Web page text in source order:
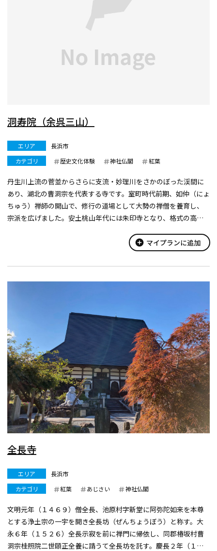
洞寿院（余呉三山）
エリア
長浜市
カテゴリ
歴史文化体験 神社仏閣 紅葉
丹生川上流の菅並からさらに支流・妙理川をさかのぼった渓間に
あり、湖北の曹洞宗を代表する寺です。室町時代前期、如仲（にょ
ちゅう）禅師の開山で、修行の道場として大勢の禅僧を養育し、
宗派を広げました。安土桃山年代には朱印寺となり、格式の高さ
add_circle マイプランに追加
全長寺
エリア
長浜市
カテゴリ
紅葉 あじさい 神社仏閣
文明元年（１４６９）僧全長、池原村字新堂に阿弥陀如来を本尊
とする浄土宗の一宇を開き全長坊（ぜんちょうぼう）と称す。大
永６年（１５２６）全長示寂を前に禅門に帰依し、同郡椿坂村曹
洞宗桂照院二世頤正全養に請うて全長坊を託す。慶長２年（１５